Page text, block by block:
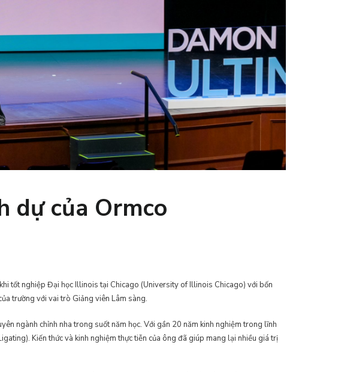
dự của Ormco
tốt nghiệp Đại học Illinois tại Chicago (University of Illinois Chicago) với bốn
trường với vai trò Giảng viên Lâm sàng.
ngành chỉnh nha trong suốt năm học. Với gần 20 năm kinh nghiệm trong lĩnh
Kiến thức và kinh nghiệm thực tiễn của ông đã giúp mang lại nhiều giá trị